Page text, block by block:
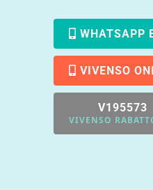
WHATSAPP
VIVENSO
V195573
VIVENSO